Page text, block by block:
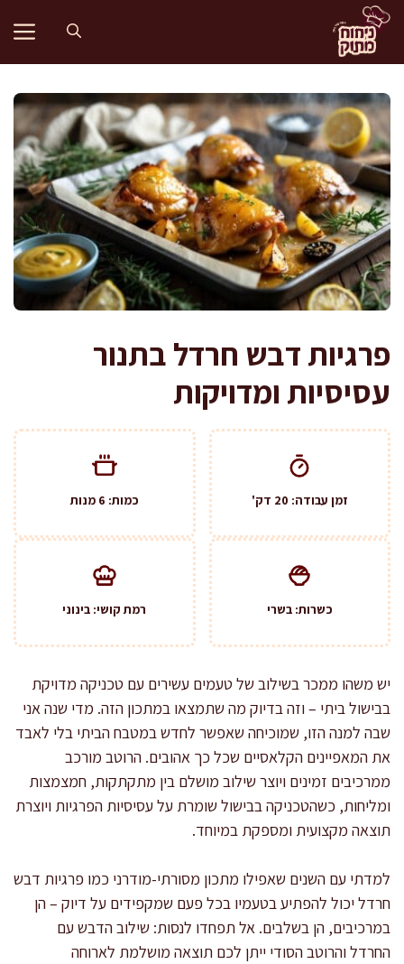
לדלג
לתוכן
פרגיות דבש חרדל בתנור
עסיסיות ומדויקות
זמן עבודה: 20 דק' כמות: 6 מנות
כשרות: בשרי רמת קושי: בינוני
יש משהו ממכר בשילוב של טעמים עשירים עם טכניקה מדויקת
בבישול ביתי – וזה בדיוק מה שתמצאו במתכון הזה. מדי שנה אני
שבה למנה הזו, שמוכיחה שאפשר לחדש במטבח הביתי בלי לאבד
את המאפיינים הקלאסיים שכל כך אהובים. הרוטב מורכב
ממרכיבים זמינים ויוצר שילוב מושלם בין מתקתקות, חמצמצות
ומליחות, כשהטכניקה בבישול שומרת על עסיסיות הפרגיות ויוצרת
תוצאה מקצועית ומספקת במיוחד.
למדתי עם השנים שאפילו מתכון מסורתי-מודרני כמו פרגיות דבש
חרדל יכול להפתיע בטעמיו בכל פעם שמקפידים על דיוק – הן
במרכיבים, הן בשלבים. אל תפחדו לנסות: שילוב הדבש עם
החרדל והרוטב הסודי ייתן לכם תוצאה מושלמת לארוחה